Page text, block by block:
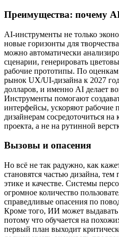
Преимущества: почему
AI‑инструменты не только
новые горизонты для
можно автоматически
сценарии, генерировать
рабочие прототипы. По оценкам
рынок UX/UI‑дизайна к 2027
долларов, и именно AI делает
Инструменты помогают
интерфейсы, ускоряют рабочие
дизайнерам сосредоточиться на
проекта, а не на рутинной
Вызовы и опасения
Но всё не так радужно, как
становятся частью дизайна, тем
этике и качестве. Системы
огромное количество
справедливые опасения по
Кроме того, ИИ может
потому что обучается на
первый план выходит